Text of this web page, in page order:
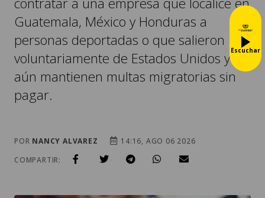
Guatemala, México y Honduras a
personas deportadas o que salieron
voluntariamente de Estados Unidos y
aún mantienen multas migratorias sin
pagar.
POR NANCY ALVAREZ
14:16, AGO 06 2026
COMPARTIR:
Escuchar